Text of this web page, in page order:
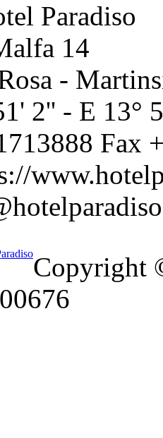
Paradiso
14
-
2'' - E 13°
Fax
Copyright